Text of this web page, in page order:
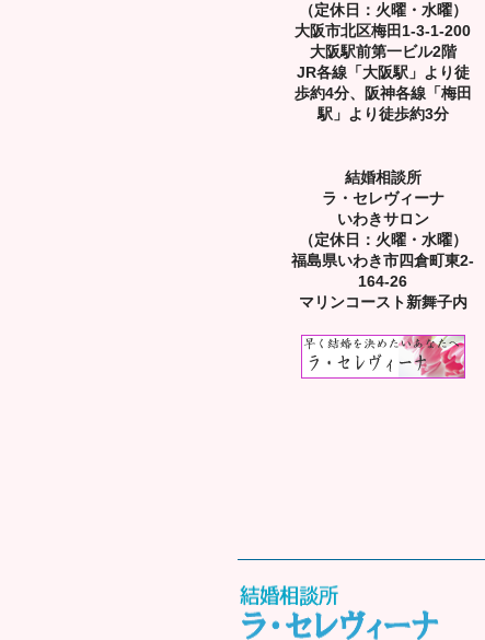
（定休日：火曜・水曜）
大阪市北区梅田1-3-1-200
大阪駅前第一ビル2階
JR各線「大阪駅」より徒
歩約4分、阪神各線「梅田
駅」より徒歩約3分
結婚相談所
ラ・セレヴィーナ
いわきサロン
（定休日：火曜・水曜）
福島県いわき市四倉町東2-
164-26
マリンコースト新舞子内